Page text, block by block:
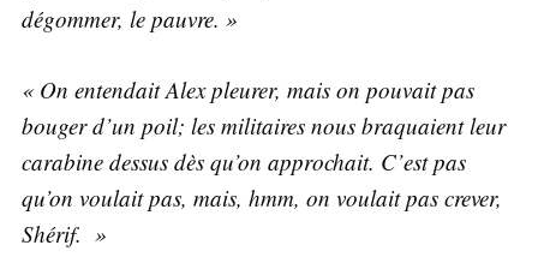
dégommer, le pauvre. »
« On entendait Alex pleurer, mais on pouvait pas
bouger d’un poil; les militaires nous braquaient leur
carabine dessus dès qu’on approchait. C’est pas
qu’on voulait pas, mais, hmm, on voulait pas crever,
Shérif. »